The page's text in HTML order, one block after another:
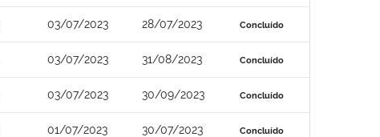
03/07/2023 28/07/2023 Concluído
03/07/2023 31/08/2023 Concluído
03/07/2023 30/09/2023 Concluído
01/07/2023 30/07/2023 Concluído